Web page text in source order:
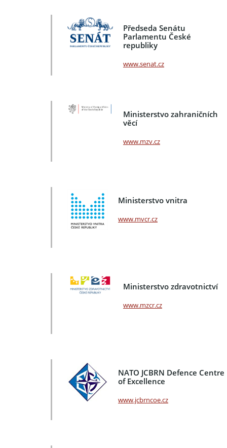
Předseda Senátu
Parlamentu České
republiky
www.senat.cz
Ministerstvo zahraničních
věcí
www.mzv.cz
Ministerstvo vnitra
www.mvcr.cz
Ministerstvo zdravotnictví
www.mzcr.cz
NATO JCBRN Defence Centre
of Excellence
www.jcbrncoe.cz